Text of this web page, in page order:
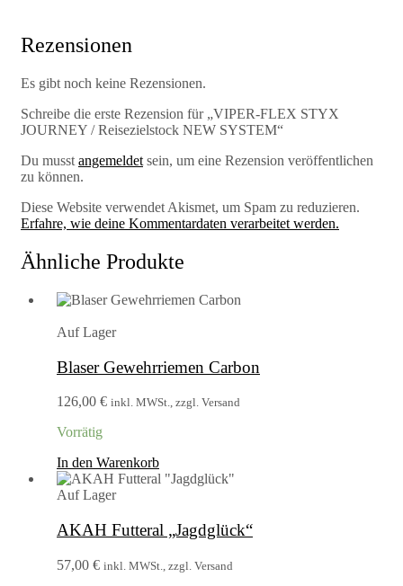
Rezensionen
Es gibt noch keine Rezensionen.
Schreibe die erste Rezension für „VIPER-FLEX STYX
JOURNEY / Reisezielstock NEW SYSTEM“
Du musst angemeldet sein, um eine Rezension veröffentlichen
zu können.
Diese Website verwendet Akismet, um Spam zu reduzieren.
Erfahre, wie deine Kommentardaten verarbeitet werden.
Ähnliche Produkte
Auf Lager
Blaser Gewehrriemen Carbon
126,00 € inkl. MWSt., zzgl. Versand
Vorrätig
In den Warenkorb
Auf Lager
AKAH Futteral „Jagdglück“
57,00 € inkl. MWSt., zzgl. Versand